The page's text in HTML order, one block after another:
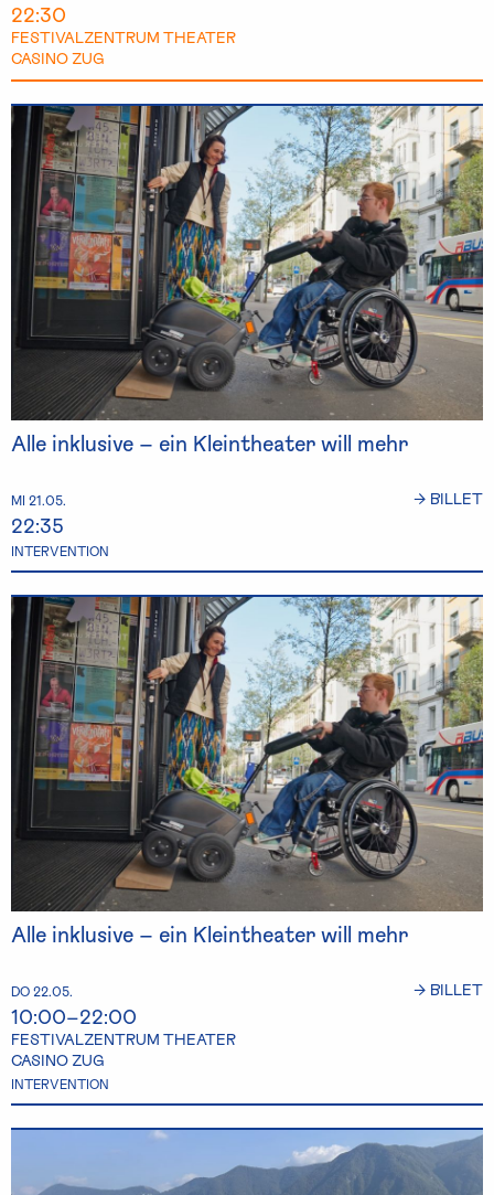
22:30
FESTIVALZENTRUM THEATER
CASINO ZUG
MI 21.05.
22:35
INTERVENTION
Alle inklusive – ein Kleintheater will mehr
→ BILLET
DO 22.05.
10:00–22:00
FESTIVALZENTRUM THEATER
CASINO ZUG
INTERVENTION
Alle inklusive – ein Kleintheater will mehr
→ BILLET